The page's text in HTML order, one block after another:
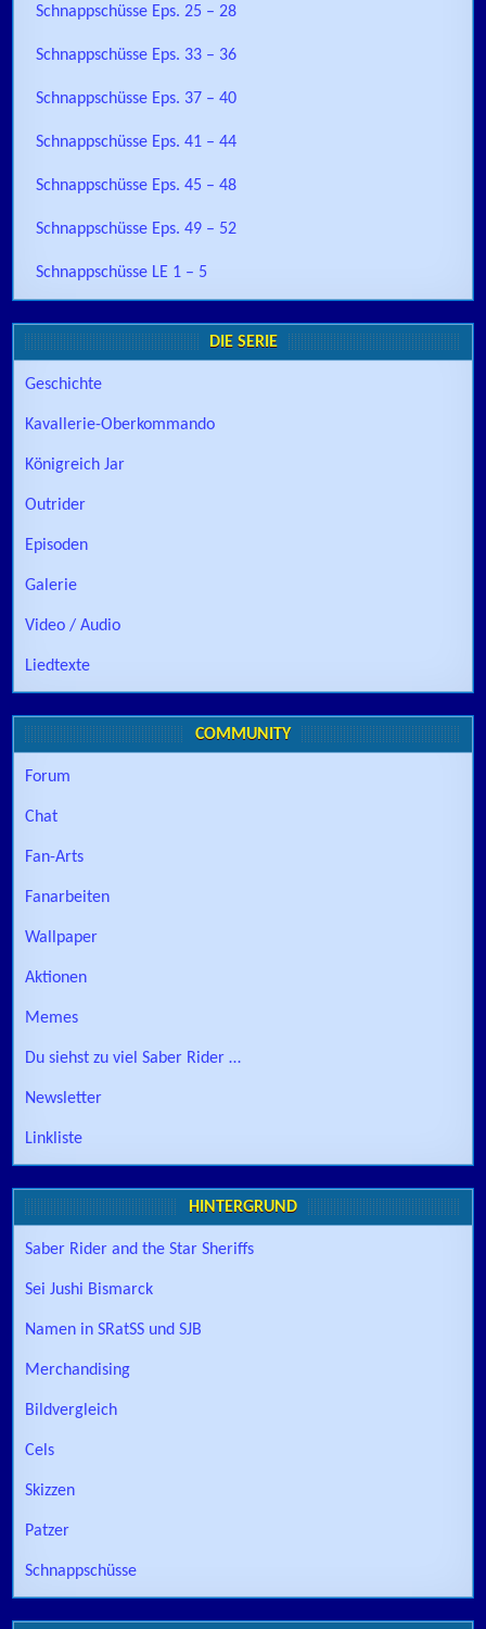
Schnappschüsse Eps. 25 – 28
Schnappschüsse Eps. 33 – 36
Schnappschüsse Eps. 37 – 40
Schnappschüsse Eps. 41 – 44
Schnappschüsse Eps. 45 – 48
Schnappschüsse Eps. 49 – 52
Schnappschüsse LE 1 – 5
DIE SERIE
Geschichte
Kavallerie-Oberkommando
Königreich Jar
Outrider
Episoden
Galerie
Video / Audio
Liedtexte
COMMUNITY
Forum
Chat
Fan-Arts
Fanarbeiten
Wallpaper
Aktionen
Memes
Du siehst zu viel Saber Rider …
Newsletter
Linkliste
HINTERGRUND
Saber Rider and the Star Sheriffs
Sei Jushi Bismarck
Namen in SRatSS und SJB
Merchandising
Bildvergleich
Cels
Skizzen
Patzer
Schnappschüsse